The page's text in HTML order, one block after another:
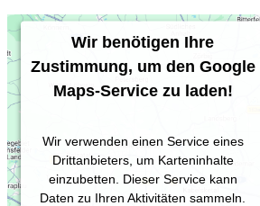
Wir benötigen Ihre
Zustimmung, um den Google
Maps-Service zu laden!
Wir verwenden einen Service eines
Drittanbieters, um Karteninhalte
einzubetten. Dieser Service kann
Daten zu Ihren Aktivitäten sammeln.